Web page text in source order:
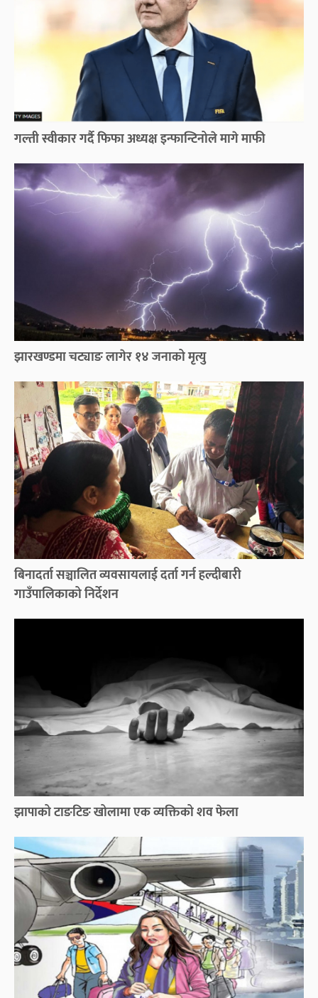
गल्ती स्वीकार गर्दै फिफा अध्यक्ष इन्फान्टिनोले मागे माफी
झारखण्डमा चट्याङ लागेर १४ जनाको मृत्यु
बिनादर्ता सञ्चालित व्यवसायलाई दर्ता गर्न हल्दीबारी
गाउँपालिकाको निर्देशन
झापाको टाङटिङ खोलामा एक व्यक्तिको शव फेला